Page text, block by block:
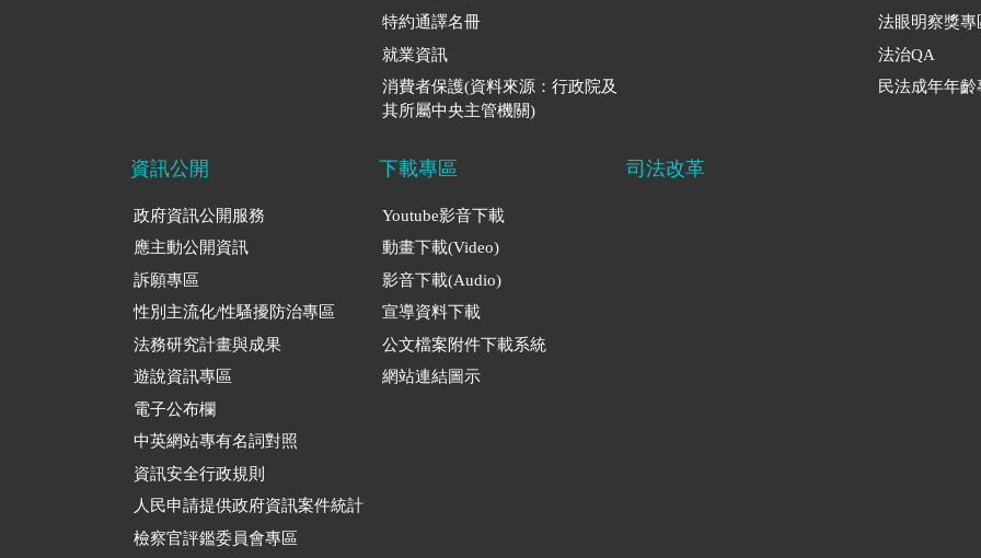
特約通譯名冊
就業資訊
消費者保護(資料來源：行政院及
其所屬中央主管機關)
法眼明察獎專
法治QA
民法成年年齡
資訊公開
政府資訊公開服務
應主動公開資訊
訴願專區
性別主流化/性騷擾防治專區
法務研究計畫與成果
遊說資訊專區
電子公布欄
中英網站專有名詞對照
資訊安全行政規則
人民申請提供政府資訊案件統計
檢察官評鑑委員會專區
下載專區
Youtube影音下載
動畫下載(Video)
影音下載(Audio)
宣導資料下載
公文檔案附件下載系統
網站連結圖示
司法改革